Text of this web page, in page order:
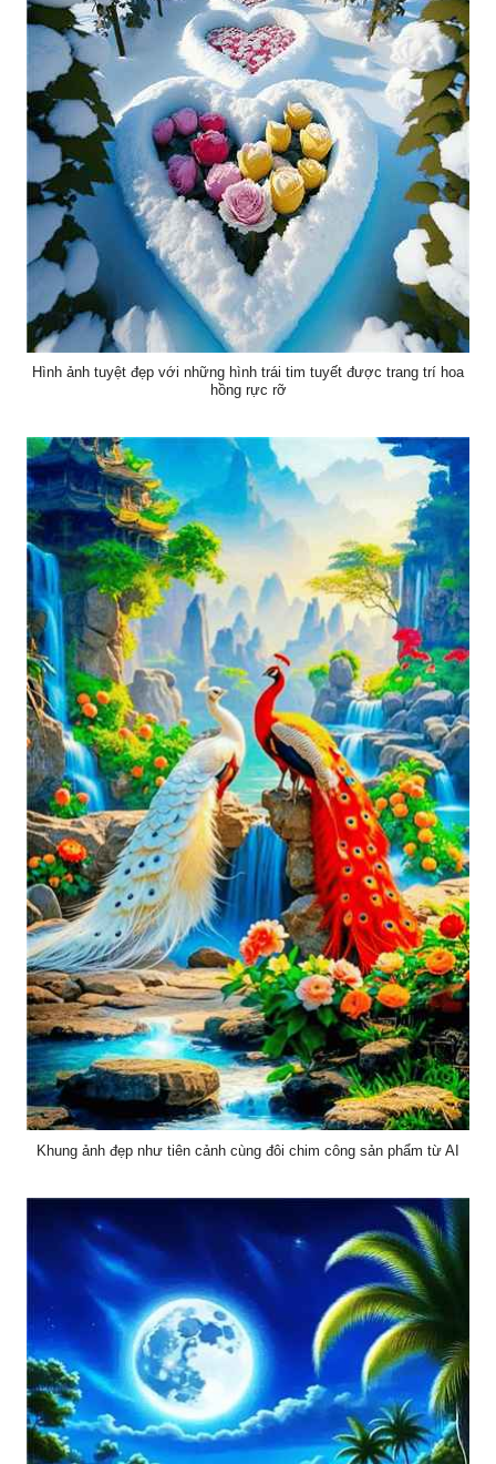
Hình ảnh tuyệt đẹp với những hình trái tim tuyết được trang trí hoa
hồng rực rỡ
Khung ảnh đẹp như tiên cảnh cùng đôi chim công sản phẩm từ AI